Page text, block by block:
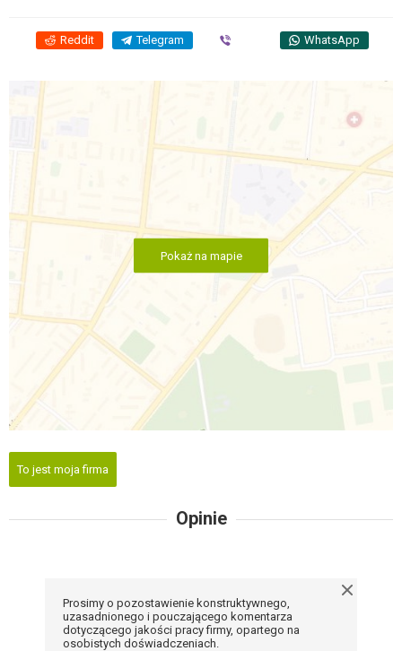
Reddit Telegram WhatsApp
Pokaż na mapie
To jest moja firma
Opinie
Prosimy o pozostawienie konstruktywnego,
uzasadnionego i pouczającego komentarza
dotyczącego jakości pracy firmy, opartego na
osobistych doświadczeniach.